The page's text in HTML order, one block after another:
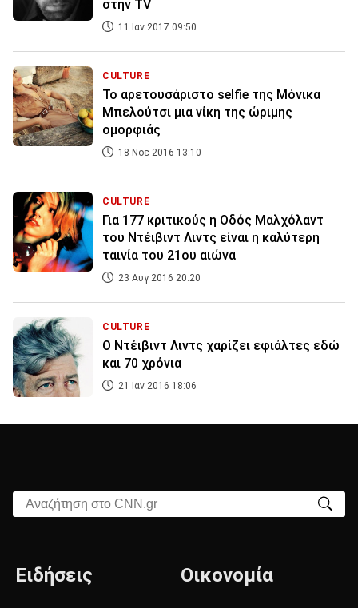
στην TV
11 Ιαν 2017 09:50
CULTURE
Το αρετουσάριστο selfie της Μόνικα
Μπελούτσι μια νίκη της ώριμης
ομορφιάς
18 Νοε 2016 13:10
CULTURE
Για 177 κριτικούς η Oδός Μαλχόλαντ
του Ντέιβιντ Λιντς είναι η καλύτερη
ταινία του 21oυ αιώνα
23 Αυγ 2016 20:20
CULTURE
Ο Ντέιβιντ Λιντς χαρίζει εφιάλτες εδώ
και 70 χρόνια
21 Ιαν 2016 18:06
Αναζήτηση στο CNN.gr
Ειδήσεις Οικονομία